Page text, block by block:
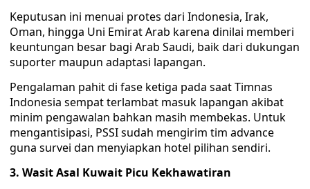
Keputusan ini menuai protes dari Indonesia, Irak,
Oman, hingga Uni Emirat Arab karena dinilai memberi
keuntungan besar bagi Arab Saudi, baik dari dukungan
suporter maupun adaptasi lapangan.
Pengalaman pahit di fase ketiga pada saat Timnas
Indonesia sempat terlambat masuk lapangan akibat
minim pengawalan bahkan masih membekas. Untuk
mengantisipasi, PSSI sudah mengirim tim advance
guna survei dan menyiapkan hotel pilihan sendiri.
3. Wasit Asal Kuwait Picu Kekhawatiran